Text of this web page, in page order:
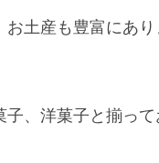
土産も豊富にあ
、洋菓子と揃って